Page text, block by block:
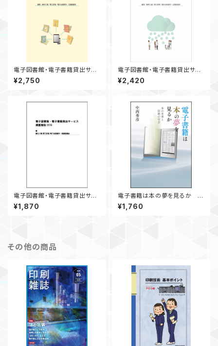
電子図書館・電子書籍貸出サー
ビス 調査報告 2018
¥2,750
電子図書館・電子書籍貸出サー
ビス 調査報告2017
¥2,420
電子図書館・電子書籍貸出サー
ビス調査報告2016
¥1,870
電子書籍は本の夢を見るか -
本の未来と印刷の行方-
¥1,760
その他の商品